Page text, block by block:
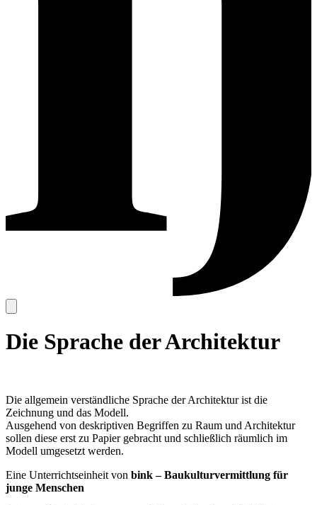
Die Sprache der Architektur
Die allgemein verständliche Sprache der Architektur ist die
Zeichnung und das Modell.
Ausgehend von deskriptiven Begriffen zu Raum und Architektur
sollen diese erst zu Papier gebracht und schließlich räumlich im
Modell umgesetzt werden.
Eine Unterrichtseinheit von bink – Baukulturvermittlung für
junge Menschen